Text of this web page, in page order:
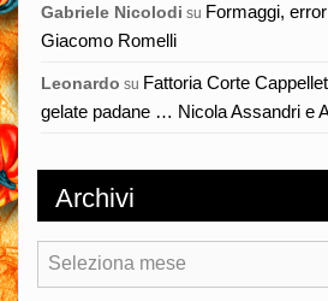
Gabriele Nicolodi su Formaggi,
Giacomo Romelli
Leonardo su Fattoria Corte
gelate padane … Nicola Assandri e
Archivi
Archivi